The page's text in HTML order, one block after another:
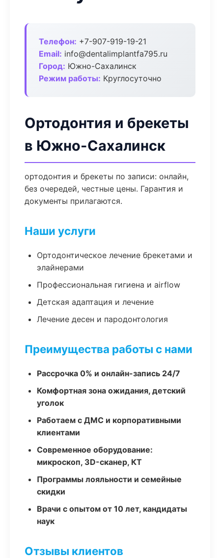
Телефон: +7-907-919-19-21
Email: info@dentalimplantfa795.ru
Город: Южно-Сахалинск
Режим работы: Круглосуточно
Ортодонтия и брекеты
в Южно-Сахалинск
ортодонтия и брекеты по записи: онлайн,
без очередей, честные цены. Гарантия и
документы прилагаются.
Наши услуги
Ортодонтическое лечение брекетами и
элайнерами
Профессиональная гигиена и airflow
Детская адаптация и лечение
Лечение десен и пародонтология
Преимущества работы с нами
Рассрочка 0% и онлайн-запись 24/7
Комфортная зона ожидания, детский
уголок
Работаем с ДМС и корпоративными
клиентами
Современное оборудование:
микроскоп, 3D-сканер, КТ
Программы лояльности и семейные
скидки
Врачи с опытом от 10 лет, кандидаты
наук
Отзывы клиентов